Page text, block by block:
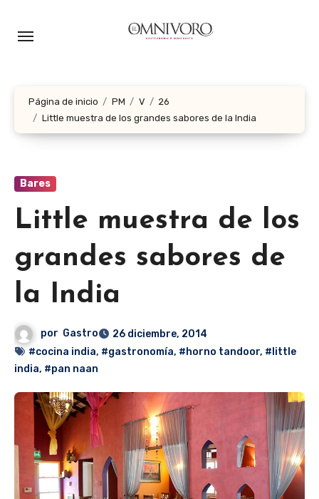
Página de inicio PM V
26
Little muestra de los grandes sabores de la India
Bares
Little muestra de los
grandes sabores de
la India
por Gastro
26 diciembre, 2014
#cocina india, #gastronomía, #horno tandoor, #little
india, #pan naan